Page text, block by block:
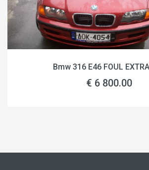
Bmw 316 E46 FOUL
€ 6 800.00